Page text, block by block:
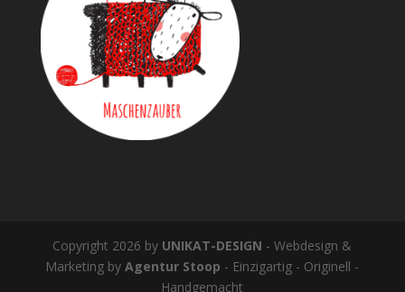
Copyright 2026 by UNIKAT-DESIGN - Webdesign &
Marketing byAgentur Stoop - Einzigartig - Originell -
Handgemacht